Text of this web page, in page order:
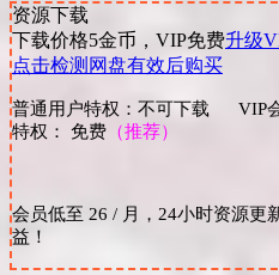
资源下载
下载价格5金币，VIP免费升级
点击检测网盘有效后购买
普通用户特权：不可下载 VIP
特权： 免费 （推荐）
会员低至 26 / 月，24小时资源更
益！